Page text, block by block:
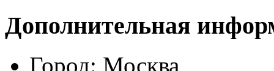
Дополнительная
Город: Москва